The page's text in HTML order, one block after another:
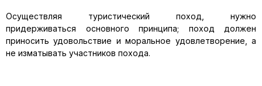
Осуществляя туристический поход, нужно
придерживаться основного принципа; поход должен
приносить удовольствие и моральное удовлетворение, а
не изматывать участников похода.